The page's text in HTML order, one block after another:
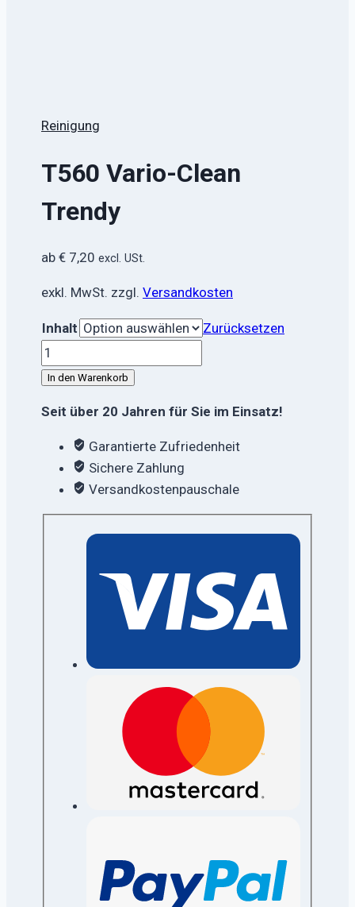
Reinigung
T560 Vario-Clean
Trendy
ab € 7,20 excl. USt.
exkl. MwSt. zzgl. Versandkosten
Inhalt
Zurücksetzen
T560
Vario-
Trendy
Menge
In den Warenkorb
Seit über 20 Jahren für Sie im Einsatz!
Garantierte Zufriedenheit
Sichere Zahlung
Versandkostenpauschale